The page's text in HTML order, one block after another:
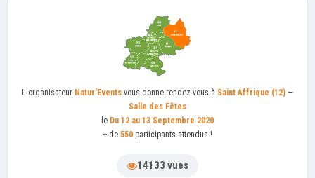
L'organisateur Natur'Events vous donne rendez-vous à Saint Affrique (12) —
Salle des Fêtes
le Du 12 au 13 Septembre 2020
+ de 550 participants attendus !
14133 vues